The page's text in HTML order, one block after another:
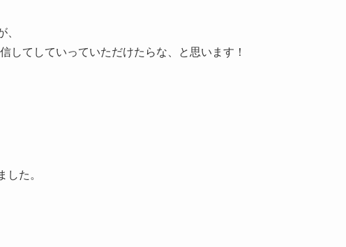
、
してしていっていただけたらな、と思います！
した。